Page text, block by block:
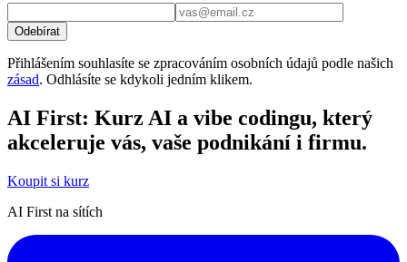
Odebírat
Přihlášením souhlasíte se zpracováním osobních údajů podle našich
zásad. Odhlásíte se kdykoli jedním klikem.
AI First: Kurz AI a vibe codingu, který
akceleruje vás, vaše podnikání i firmu.
Koupit si kurz
AI First na sítích